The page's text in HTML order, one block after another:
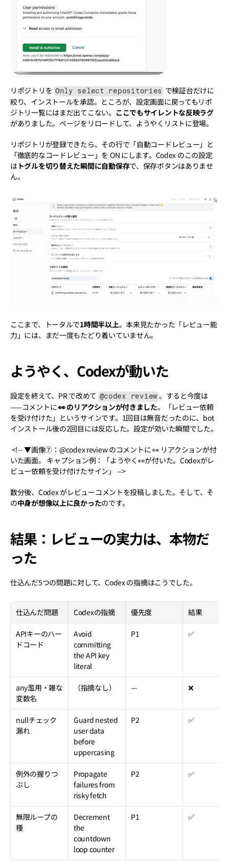
リポジトリを Only select repositories で検証台だけに
絞り、インストールを承認。ところが、設定画面に戻ってもリポ
ジトリ一覧にはまだ出てこない。 ここでもサイレントな反映ラグ
がありました。ページをリロードして、ようやくリストに登場。
リポジトリが登録できたら、その行で「自動コードレビュー」と
「徹底的なコードレビュー」を ON にします。Codex のこの設定
はトグルを切り替えた瞬間に自動保存で、保存ボタンはありませ
ん。
ここまで、トータルで1時間半以上。本来見たかった「レビュー能
力」には、まだ一度もたどり着いていません。
ようやく、Codexが動いた
設定を終えて、PR で改めて @codex review。すると今度は
——コメントに 👀 のリアクションが付きました。「レビュー依頼
を受け付けた」というサインです。1回目は無音だったのに、bot
インストール後の2回目には反応した。設定が効いた瞬間でした。
いた画面。 キャプション例：「ようやく👀が付いた。Codexがレ
ビュー依頼を受け付けたサイン」 -->
数分後、Codex がレビューコメントを投稿しました。そして、そ
の中身が想像以上に良かったのです。
結果：レビューの実力は、本物だ
った
仕込んだ5つの問題に対して、Codex の指摘はこうでした。
仕込んだ問題 Codexの指摘 優先度 結果
APIキーのハー
ドコード
Avoid
committing
the API key
literal
P1 ✅
any濫用・雑な
変数名
（指摘なし） — ❌
nullチェック
漏れ
Guard nested
user data
before
uppercasing
P2 ✅
例外の握りつ
ぶし
Propagate
failures from
risky fetch
P2 ✅
無限ループの
種
Decrement
the
countdown
loop counter
P1 ✅